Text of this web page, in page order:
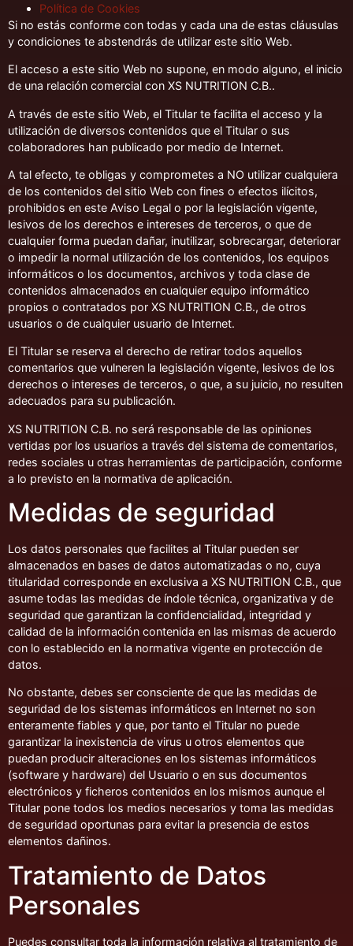
Política de Cookies
Si no estás conforme con todas y cada una de estas cláusulas
y condiciones te abstendrás de utilizar este sitio Web.
El acceso a este sitio Web no supone, en modo alguno, el inicio
de una relación comercial con XS NUTRITION C.B..
A través de este sitio Web, el Titular te facilita el acceso y la
utilización de diversos contenidos que el Titular o sus
colaboradores han publicado por medio de Internet.
A tal efecto, te obligas y comprometes a NO utilizar cualquiera
de los contenidos del sitio Web con fines o efectos ilícitos,
prohibidos en este Aviso Legal o por la legislación vigente,
lesivos de los derechos e intereses de terceros, o que de
cualquier forma puedan dañar, inutilizar, sobrecargar, deteriorar
o impedir la normal utilización de los contenidos, los equipos
informáticos o los documentos, archivos y toda clase de
contenidos almacenados en cualquier equipo informático
propios o contratados por XS NUTRITION C.B., de otros
usuarios o de cualquier usuario de Internet.
El Titular se reserva el derecho de retirar todos aquellos
comentarios que vulneren la legislación vigente, lesivos de los
derechos o intereses de terceros, o que, a su juicio, no resulten
adecuados para su publicación.
XS NUTRITION C.B. no será responsable de las opiniones
vertidas por los usuarios a través del sistema de comentarios,
redes sociales u otras herramientas de participación, conforme
a lo previsto en la normativa de aplicación.
Medidas de seguridad
Los datos personales que facilites al Titular pueden ser
almacenados en bases de datos automatizadas o no, cuya
titularidad corresponde en exclusiva a XS NUTRITION C.B., que
asume todas las medidas de índole técnica, organizativa y de
seguridad que garantizan la confidencialidad, integridad y
calidad de la información contenida en las mismas de acuerdo
con lo establecido en la normativa vigente en protección de
datos.
No obstante, debes ser consciente de que las medidas de
seguridad de los sistemas informáticos en Internet no son
enteramente fiables y que, por tanto el Titular no puede
garantizar la inexistencia de virus u otros elementos que
puedan producir alteraciones en los sistemas informáticos
(software y hardware) del Usuario o en sus documentos
electrónicos y ficheros contenidos en los mismos aunque el
Titular pone todos los medios necesarios y toma las medidas
de seguridad oportunas para evitar la presencia de estos
elementos dañinos.
Tratamiento de Datos
Personales
Puedes consultar toda la información relativa al tratamiento de